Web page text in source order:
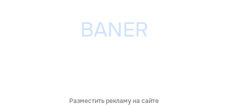
Разместить рекламу на сайте